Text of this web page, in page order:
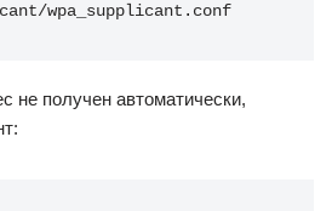
wpa_supplicant.conf
не получен автоматически,